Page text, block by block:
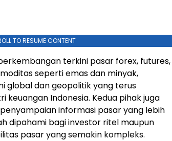
TO RESUME CONTENT
terkini pasar forex, futures,
seperti emas dan minyak,
global dan geopolitik yang terus
keuangan Indonesia. Kedua pihak juga
informasi pasar yang lebih
dipahami bagi investor ritel maupun
pasar yang semakin kompleks.